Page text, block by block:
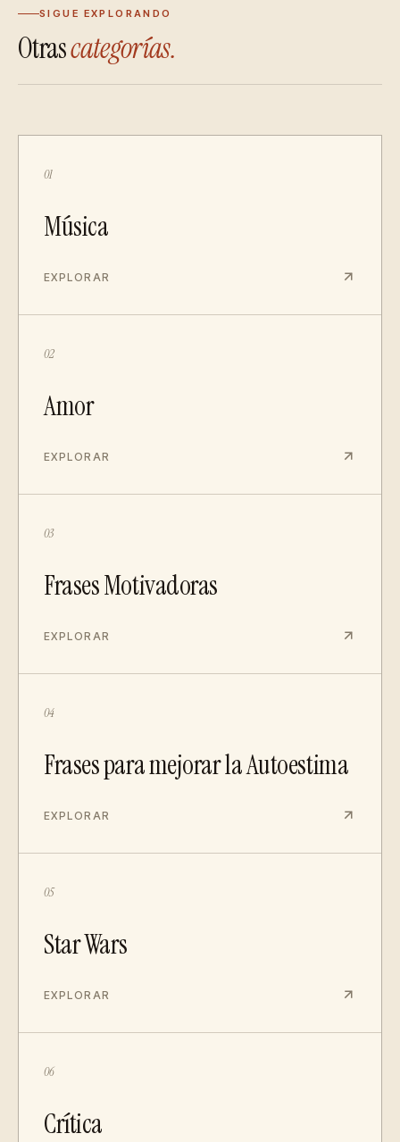
SIGUE EXPLORANDO
Otrascategorías.
01
Música
EXPLORAR
02
Amor
EXPLORAR
03
Frases Motivadoras
EXPLORAR
04
Frases para mejorar la Autoestima
EXPLORAR
05
Star Wars
EXPLORAR
06
Crítica